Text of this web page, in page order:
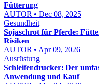
Fütterung
AUTOR • Dec 08, 2025
Gesundheit
Sojaschrot für Pferde:
Risiken
AUTOR • Apr 09, 2026
Ausrüstung
Schleifendrucker: Der
Anwendung und Kauf